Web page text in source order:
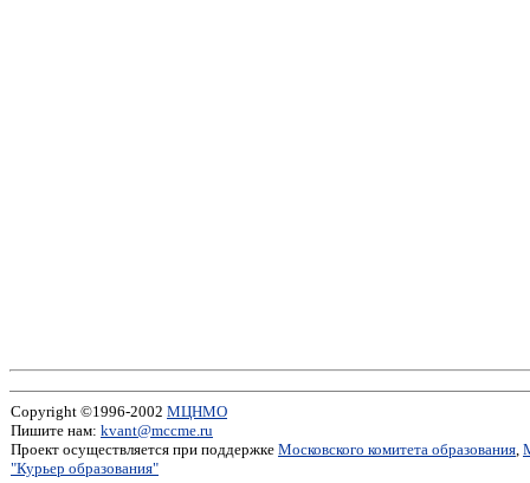
Copyright ©1996-2002 МЦНМО
Пишите нам: kvant@mccme.ru
Проект осуществляется при поддержке Московского комитета образования,
"Курьер образования"